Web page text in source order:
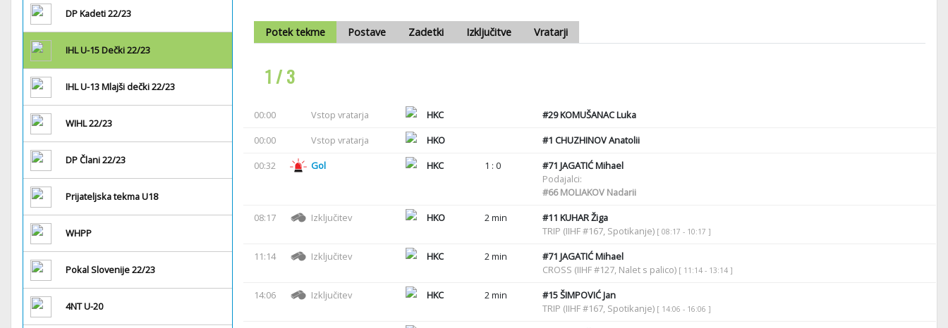
DP Kadeti 22/23
IHL U-15 Dečki 22/23
IHL U-13 Mlajši dečki 22/23
WIHL 22/23
DP Člani 22/23
Prijateljska tekma U18
WHPP
Pokal Slovenije 22/23
4NT U-20
Potek tekme Postave Zadetki Izključitve Vratarji
1 / 3
00:00 Vstop vratarja HKC #29KOMUŠANAC Luka
00:00
Vstop vratarja HKO #1 CHUZHINOV Anatolii
00:32
Gol HKC 1 : 0 #71 JAGATIĆ Mihael
Podajalci:
#66MOLIAKOV Nadarii
08:17
Izključitev HKO 2 min #11 KUHAR Žiga
TRIP (IIHF #167, Spotikanje) [ 08:17 - 10:17 ]
11:14 Izključitev HKC 2 min #71 JAGATIĆ Mihael
CROSS (IIHF #127, Nalet s palico) [ 11:14 - 13:14 ]
14:06 Izključitev HKC 2 min #15ŠIMPOVIĆ Jan
TRIP (IIHF #167, Spotikanje) [ 14:06 - 16:06 ]